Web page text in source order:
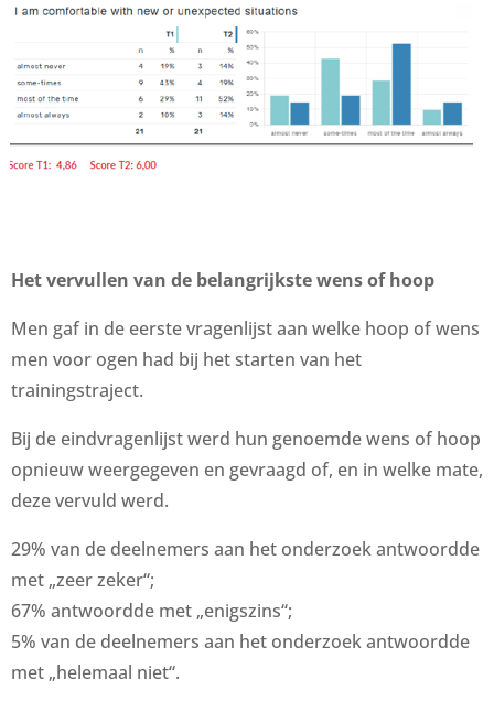
Het vervullen van de belangrijkste wens of hoop
Men gaf in de eerste vragenlijst aan welke hoop of wens
men voor ogen had bij het starten van het
trainingstraject.
Bij de eindvragenlijst werd hun genoemde wens of hoop
opnieuw weergegeven en gevraagd of, en in welke mate,
deze vervuld werd.
29% van de deelnemers aan het onderzoek antwoordde
met „zeer zeker“;
67% antwoordde met „enigszins“;
5% van de deelnemers aan het onderzoek antwoordde
met „helemaal niet“.